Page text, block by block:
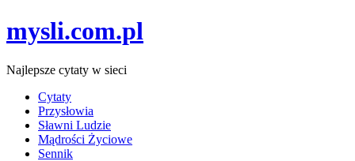
mysli.com.pl
Najlepsze cytaty w sieci
Cytaty
Przysłowia
Sławni Ludzie
Mądrości Życiowe
Sennik